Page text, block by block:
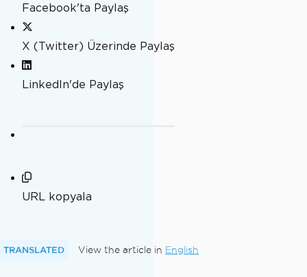
Facebook'ta Paylaş
X (Twitter) Üzerinde Paylaş
LinkedIn'de Paylaş
URL kopyala
TRANSLATED View the article in English